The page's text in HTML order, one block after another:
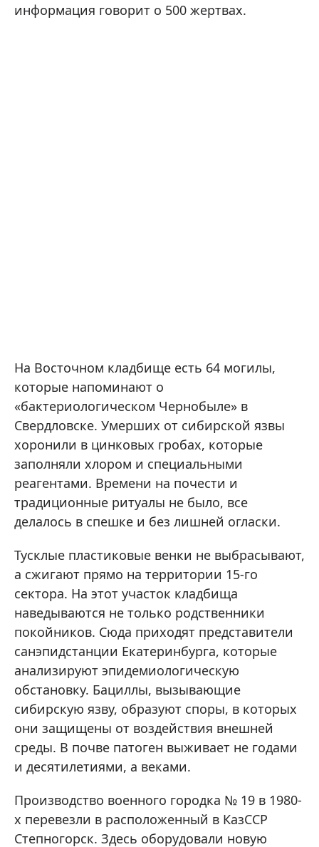
информация говорит о 500 жертвах.
На Восточном кладбище есть 64 могилы,
которые напоминают о
«бактериологическом Чернобыле» в
Свердловске. Умерших от сибирской язвы
хоронили в цинковых гробах, которые
заполняли хлором и специальными
реагентами. Времени на почести и
традиционные ритуалы не было, все
делалось в спешке и без лишней огласки.
Тусклые пластиковые венки не выбрасывают,
а сжигают прямо на территории 15-го
сектора. На этот участок кладбища
наведываются не только родственники
покойников. Сюда приходят представители
санэпидстанции Екатеринбурга, которые
анализируют эпидемиологическую
обстановку. Бациллы, вызывающие
сибирскую язву, образуют споры, в которых
они защищены от воздействия внешней
среды. В почве патоген выживает не годами
и десятилетиями, а веками.
Производство военного городка № 19 в 1980-
х перевезли в расположенный в КазССР
Степногорск. Здесь оборудовали новую